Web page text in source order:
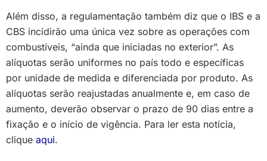
Além disso, a regulamentação também diz que o IBS e a
CBS incidirão uma única vez sobre as operações com
combustíveis, “ainda que iniciadas no exterior”. As
alíquotas serão uniformes no país todo e específicas
por unidade de medida e diferenciada por produto. As
alíquotas serão reajustadas anualmente e, em caso de
aumento, deverão observar o prazo de 90 dias entre a
fixação e o início de vigência. Para ler esta notícia,
clique aqui.